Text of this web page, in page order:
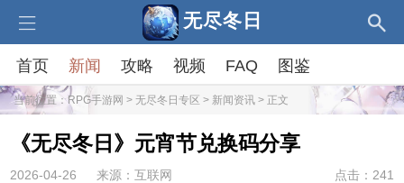
无尽冬日
首页 新闻 攻略 视频 FAQ 图鉴
当前位置：RPG手游网 > 无尽冬日专区 > 新闻资讯 > 正文
《无尽冬日》元宵节兑换码分享
2026-04-26 来源：互联网 点击：241